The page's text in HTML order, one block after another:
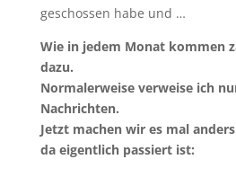
geschossen habe und …
Wie in jedem Monat kommen
dazu.
Normalerweise verweise ich
Nachrichten.
Jetzt machen wir es mal
da eigentlich passiert ist: